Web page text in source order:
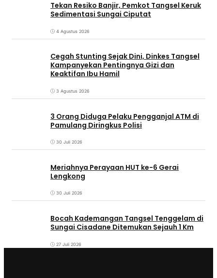
Tekan Resiko Banjir, Pemkot Tangsel Keruk
Sedimentasi Sungai Ciputat
4 Agustus 2026
Cegah Stunting Sejak Dini, Dinkes Tangsel
Kampanyekan Pentingnya Gizi dan
Keaktifan Ibu Hamil
3 Agustus 2026
3 Orang Diduga Pelaku Pengganjal ATM di
Pamulang Diringkus Polisi
30 Juli 2026
Meriahnya Perayaan HUT ke-6 Gerai
Lengkong
30 Juli 2026
Bocah Kademangan Tangsel Tenggelam di
Sungai Cisadane Ditemukan Sejauh 1 Km
27 Juli 2026